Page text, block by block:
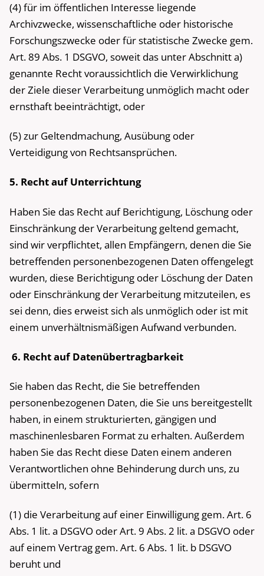
(4) für im öffentlichen Interesse liegende
Archivzwecke, wissenschaftliche oder historische
Forschungszwecke oder für statistische Zwecke gem.
Art. 89 Abs. 1 DSGVO, soweit das unter Abschnitt a)
genannte Recht voraussichtlich die Verwirklichung
der Ziele dieser Verarbeitung unmöglich macht oder
ernsthaft beeinträchtigt, oder
(5) zur Geltendmachung, Ausübung oder
Verteidigung von Rechtsansprüchen.
5. Recht auf Unterrichtung
Haben Sie das Recht auf Berichtigung, Löschung oder
Einschränkung der Verarbeitung geltend gemacht,
sind wir verpflichtet, allen Empfängern, denen die Sie
betreffenden personenbezogenen Daten offengelegt
wurden, diese Berichtigung oder Löschung der Daten
oder Einschränkung der Verarbeitung mitzuteilen, es
sei denn, dies erweist sich als unmöglich oder ist mit
einem unverhältnismäßigen Aufwand verbunden.
6. Recht auf Datenübertragbarkeit
Sie haben das Recht, die Sie betreffenden
personenbezogenen Daten, die Sie uns bereitgestellt
haben, in einem strukturierten, gängigen und
maschinenlesbaren Format zu erhalten. Außerdem
haben Sie das Recht diese Daten einem anderen
Verantwortlichen ohne Behinderung durch uns, zu
übermitteln, sofern
(1) die Verarbeitung auf einer Einwilligung gem. Art. 6
Abs. 1 lit. a DSGVO oder Art. 9 Abs. 2 lit. a DSGVO oder
auf einem Vertrag gem. Art. 6 Abs. 1 lit. b DSGVO
beruht und